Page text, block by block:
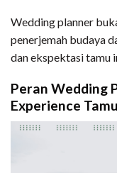
Wedding planner
penerjemah budaya
dan ekspektasi tamu
Peran Wedding
Experience